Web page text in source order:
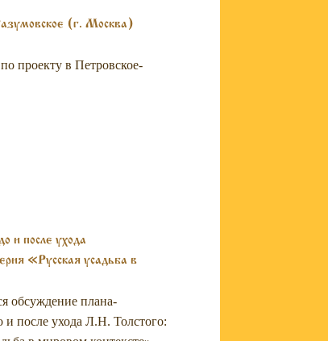
(г. Москва)
проекту в Петровское-
и после ухода
«Русская усадьба в
обсуждение плана-
после ухода Л.Н. Толстого: